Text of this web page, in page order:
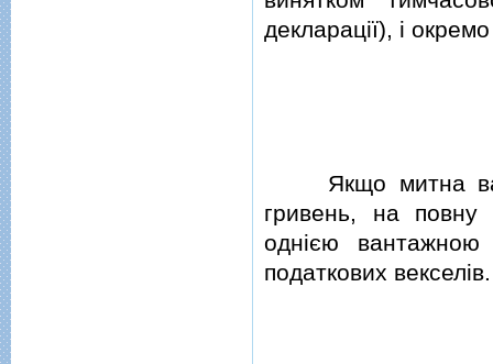
декларацiї), i
Якщо митна
гривень, на повну
однiєю вантажною
податкових векселiв.